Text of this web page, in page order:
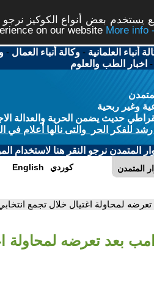
يستخدم بعض أنواع الكوكيز
on our website
أنباء العلمانية -وكالة أنباء العمال -
- اخبار الطب والعلوم
وغير ربحية
حديث يضمن الحرية والعدالة
للفكر الحر والتى نالها أعلام في
المتمدن نرجو النقر هنا لاستخدام
المتمدن English كوردي
لمحاولة اغتيال خلال تجمع انتخابي
بعد تعرضه لمحاولة